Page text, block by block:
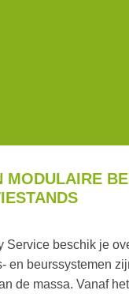
MODULAIRE
Service beschik je
en beurssystemen
de massa. Vanaf